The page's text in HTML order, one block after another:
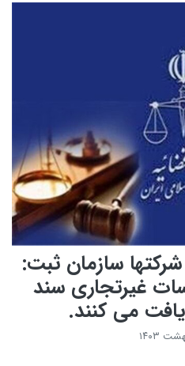
سازمان ثبت:
غیرتجاری سند
می کنند.